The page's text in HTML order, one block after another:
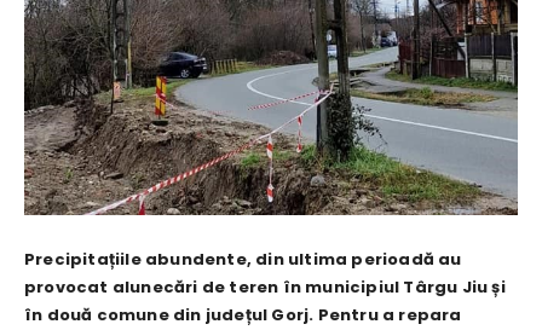
Precipitațiile abundente, din ultima perioadă au
provocat alunecări de teren în municipiul Târgu Jiu și
în două comune din județul Gorj. Pentru a repara